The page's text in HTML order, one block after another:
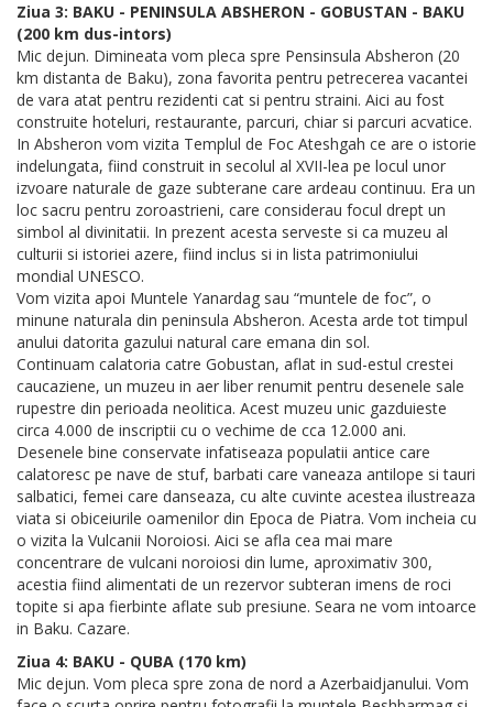
Ziua 3: BAKU - PENINSULA ABSHERON - GOBUSTAN - BAKU
(200 km dus-intors)
Mic dejun. Dimineata vom pleca spre Pensinsula Absheron (20
km distanta de Baku), zona favorita pentru petrecerea vacantei
de vara atat pentru rezidenti cat si pentru straini. Aici au fost
construite hoteluri, restaurante, parcuri, chiar si parcuri acvatice.
In Absheron vom vizita Templul de Foc Ateshgah ce are o istorie
indelungata, fiind construit in secolul al XVII-lea pe locul unor
izvoare naturale de gaze subterane care ardeau continuu. Era un
loc sacru pentru zoroastrieni, care considerau focul drept un
simbol al divinitatii. In prezent acesta serveste si ca muzeu al
culturii si istoriei azere, fiind inclus si in lista patrimoniului
mondial UNESCO.
Vom vizita apoi Muntele Yanardag sau “muntele de foc”, o
minune naturala din peninsula Absheron. Acesta arde tot timpul
anului datorita gazului natural care emana din sol.
Continuam calatoria catre Gobustan, aflat in sud-estul crestei
caucaziene, un muzeu in aer liber renumit pentru desenele sale
rupestre din perioada neolitica. Acest muzeu unic gazduieste
circa 4.000 de inscriptii cu o vechime de cca 12.000 ani.
Desenele bine conservate infatiseaza populatii antice care
calatoresc pe nave de stuf, barbati care vaneaza antilope si tauri
salbatici, femei care danseaza, cu alte cuvinte acestea ilustreaza
viata si obiceiurile oamenilor din Epoca de Piatra. Vom incheia cu
o vizita la Vulcanii Noroiosi. Aici se afla cea mai mare
concentrare de vulcani noroiosi din lume, aproximativ 300,
acestia fiind alimentati de un rezervor subteran imens de roci
topite si apa fierbinte aflate sub presiune. Seara ne vom intoarce
in Baku. Cazare.
Ziua 4: BAKU - QUBA (170 km)
Mic dejun. Vom pleca spre zona de nord a Azerbaidjanului. Vom